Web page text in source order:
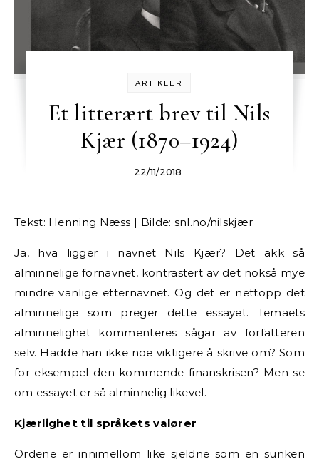
ARTIKLER
Et litterært brev til Nils
Kjær (1870–1924)
22/11/2018
Tekst: Henning Næss | Bilde: snl.no/nilskjær
Ja, hva ligger i navnet Nils Kjær? Det akk så
alminnelige fornavnet, kontrastert av det nokså mye
mindre vanlige etternavnet. Og det er nettopp det
alminnelige som preger dette essayet. Temaets
alminnelighet kommenteres sågar av forfatteren
selv. Hadde han ikke noe viktigere å skrive om? Som
for eksempel den kommende finanskrisen? Men se
om essayet er så alminnelig likevel.
Kjærlighet til språkets valører
Ordene er innimellom like sjeldne som en sunken